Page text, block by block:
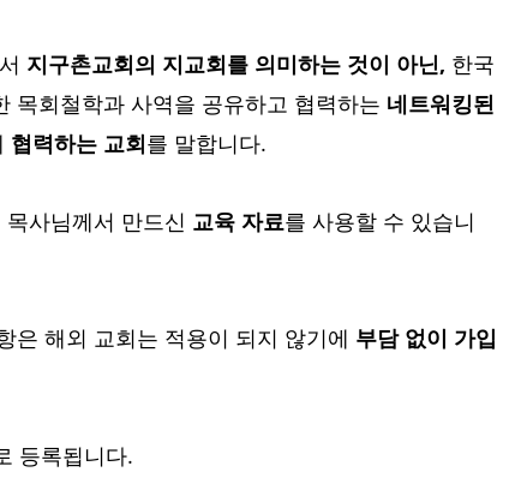
지구촌교회의 지교회를 의미하는 것이 아닌, 한국
목회철학과 사역을 공유하고 협력하는 네트워킹된
협력하는 교회를 말합니다.
사님께서 만드신 교육 자료를 사용할 수 있습니
은 해외 교회는 적용이 되지 않기에 부담 없이 가입
등록됩니다.